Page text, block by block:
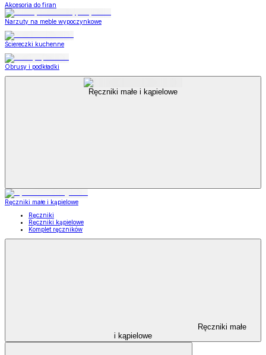
Akcesoria do firan
Narzuty na meble wypoczynkowe
Ściereczki kuchenne
Obrusy i podkładki
Ręczniki małe i kąpielowe
Ręczniki małe i kąpielowe
Ręczniki
Ręczniki kąpielowe
Komplet ręczników
Ręczniki małe
i kąpielowe